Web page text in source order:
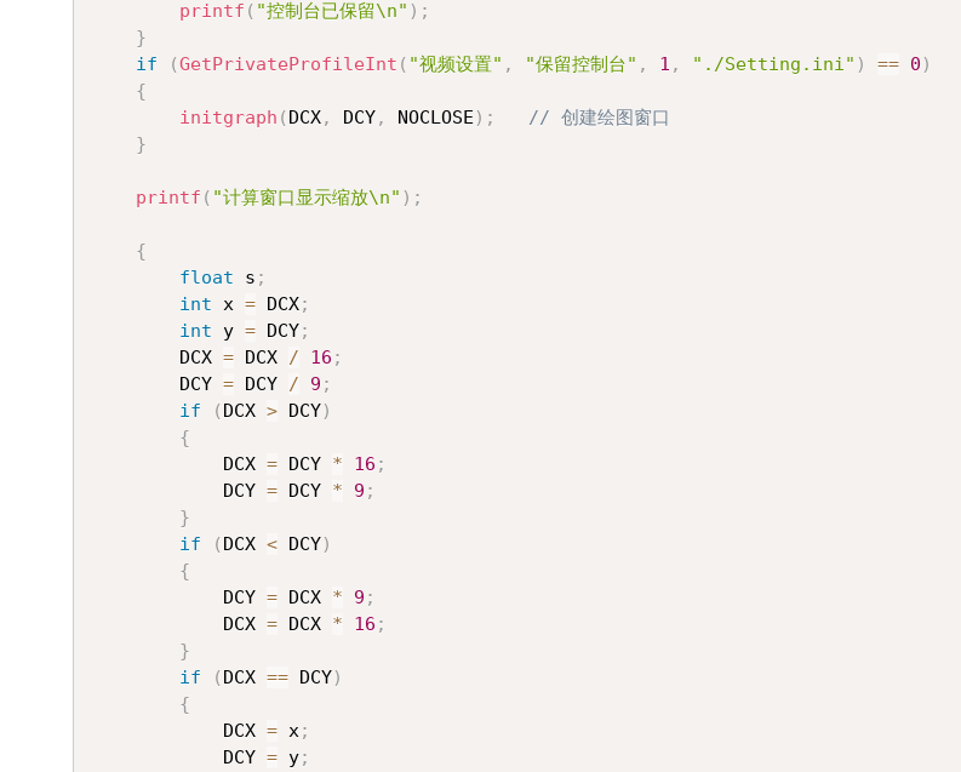
printf ( "控制台已保留\n" ) ;
}
if
(GetPrivateProfileInt ( "视频设置" , "保留控制台" , 1 , "./Setting.ini" ) == 0 )
{
initgraph ( DCX, DCY, NOCLOSE ) ;
// 创建绘图窗口
}
printf ( "计算窗口显示缩放\n" ) ;
{
float s ;
int x = DCX;
int y = DCY;
		DCX
= DCX / 16 ;
		DCY
= DCY / 9 ;
if
( DCX > DCY)
{
			DCX
= DCY * 16 ;
			DCY
= DCY * 9 ;
}
if
( DCX < DCY)
{
			DCY
= DCX * 9 ;
			DCX
= DCX * 16 ;
}
if
( DCX == DCY)
{
			DCX
= x;
			DCY
= y;